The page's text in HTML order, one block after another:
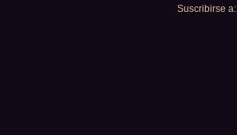
Suscribirse a: